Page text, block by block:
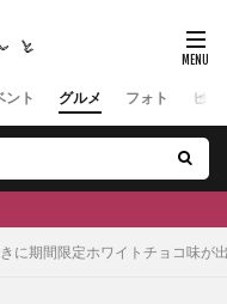
ント グルメ フォト ヒト
に期間限定ホワイトチョコ味が
福光
神社
#居酒屋
#富山